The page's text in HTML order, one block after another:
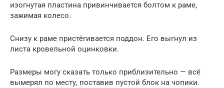
изогнутая пластина привинчивается болтом к раме,
зажимая колесо.
Снизу к раме пристёгивается поддон. Его выгнул из
листа кровельной оцинковки.
Размеры могу сказать только приблизительно — всё
вымерял по месту, поставив пустой блок на чопики.